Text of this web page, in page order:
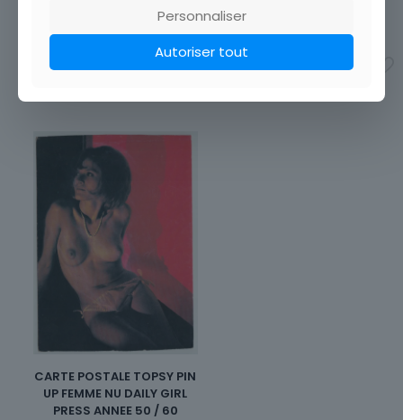
[…]
4,00€
Ajouter au panier
CARTE POSTALE TOPSY PIN
UP FEMME NU DAILY GIRL
PRESS ANNEE 50 / 60
Personnaliser
Autoriser tout